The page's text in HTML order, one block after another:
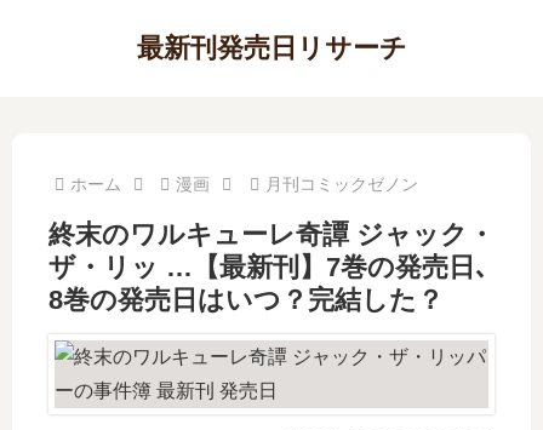
最新刊発売日リサーチ
ホーム 漫画 月刊コミックゼノン
終末のワルキューレ奇譚 ジャック・
ザ・リッ …【最新刊】7巻の発売日､
8巻の発売日はいつ？完結した？